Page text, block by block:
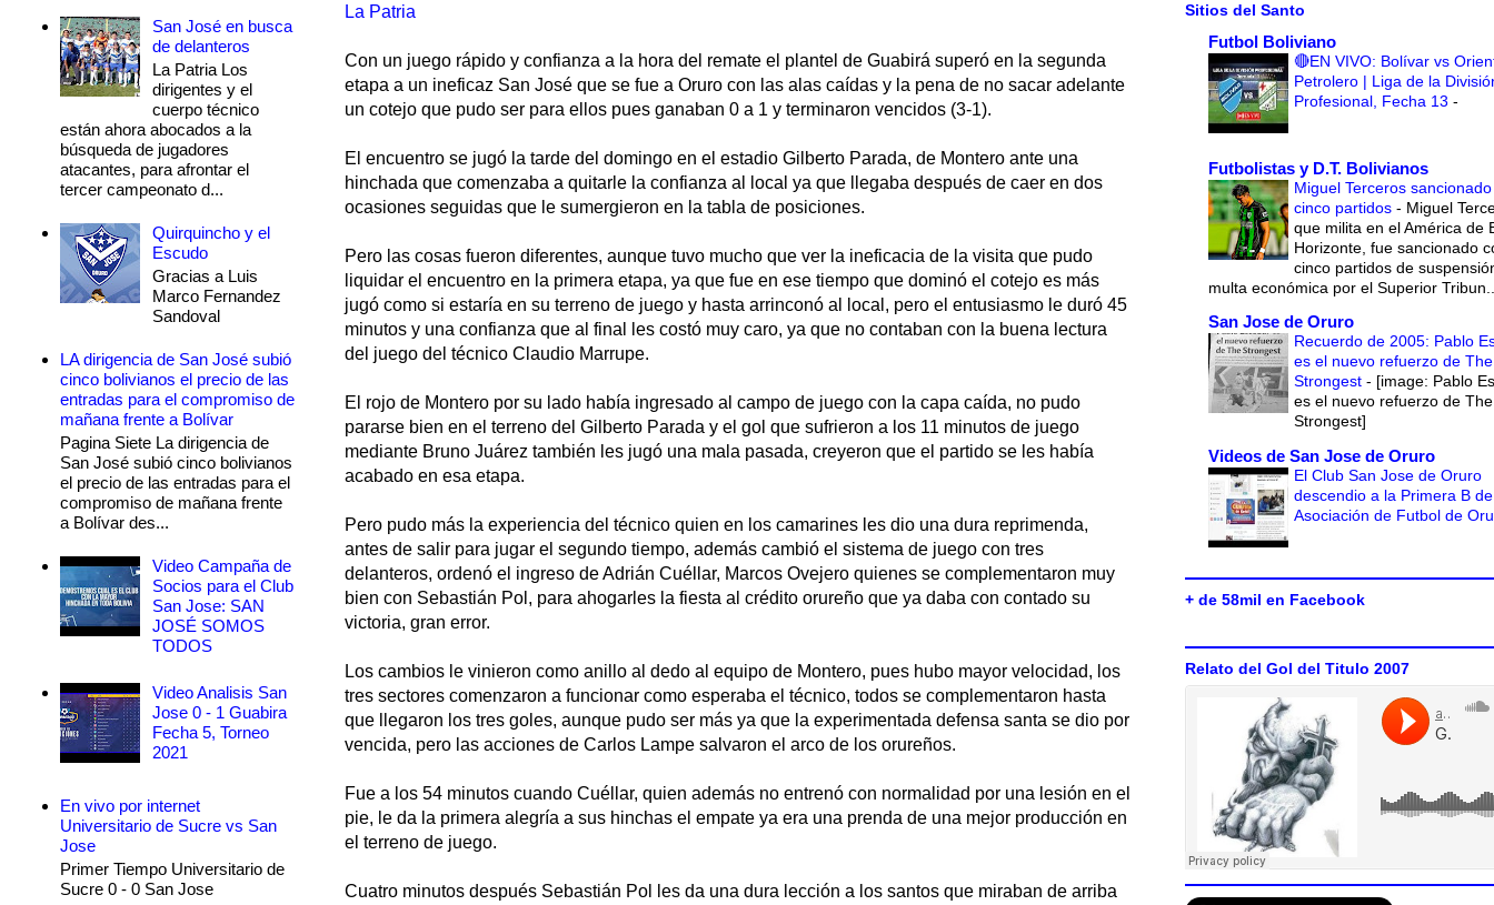
La Patria
Con un juego rápido y confianza a la hora del remate el plantel de Guabirá superó en la segunda
etapa a un ineficaz San José que se fue a Oruro con las alas caídas y la pena de no sacar adelante
un cotejo que pudo ser para ellos pues ganaban 0 a 1 y terminaron vencidos (3-1).
El encuentro se jugó la tarde del domingo en el estadio Gilberto Parada, de Montero ante una
hinchada que comenzaba a quitarle la confianza al local ya que llegaba después de caer en dos
ocasiones seguidas que le sumergieron en la tabla de posiciones.
Pero las cosas fueron diferentes, aunque tuvo mucho que ver la ineficacia de la visita que pudo
liquidar el encuentro en la primera etapa, ya que fue en ese tiempo que dominó el cotejo es más
jugó como si estaría en su terreno de juego y hasta arrinconó al local, pero el entusiasmo le duró 45
minutos y una confianza que al final les costó muy caro, ya que no contaban con la buena lectura
del juego del técnico Claudio Marrupe.
El rojo de Montero por su lado había ingresado al campo de juego con la capa caída, no pudo
pararse bien en el terreno del Gilberto Parada y el gol que sufrieron a los 11 minutos de juego
mediante Bruno Juárez también les jugó una mala pasada, creyeron que el partido se les había
acabado en esa etapa.
Pero pudo más la experiencia del técnico quien en los camarines les dio una dura reprimenda,
antes de salir para jugar el segundo tiempo, además cambió el sistema de juego con tres
delanteros, ordenó el ingreso de Adrián Cuéllar, Marcos Ovejero quienes se complementaron muy
bien con Sebastián Pol, para ahogarles la fiesta al crédito orureño que ya daba con contado su
victoria, gran error.
Los cambios le vinieron como anillo al dedo al equipo de Montero, pues hubo mayor velocidad, los
tres sectores comenzaron a funcionar como esperaba el técnico, todos se complementaron hasta
que llegaron los tres goles, aunque pudo ser más ya que la experimentada defensa santa se dio por
vencida, pero las acciones de Carlos Lampe salvaron el arco de los orureños.
Fue a los 54 minutos cuando Cuéllar, quien además no entrenó con normalidad por una lesión en el
pie, le da la primera alegría a sus hinchas el empate ya era una prenda de una mejor producción en
el terreno de juego.
Cuatro minutos después Sebastián Pol les da una dura lección a los santos que miraban de arriba
San José en busca
de delanteros
La Patria Los
dirigentes y el
cuerpo técnico
están ahora abocados a la
búsqueda de jugadores
atacantes, para afrontar el
tercer campeonato d...
Quirquincho y el
Escudo
Gracias a Luis
Marco Fernandez
Sandoval
LA dirigencia de San José subió
cinco bolivianos el precio de las
entradas para el compromiso de
mañana frente a Bolívar
Pagina Siete La dirigencia de
San José subió cinco bolivianos
el precio de las entradas para el
compromiso de mañana frente
a Bolívar des...
Video Campaña de
Socios para el Club
San Jose: SAN
JOSÉ SOMOS
TODOS
Video Analisis San
Jose 0 - 1 Guabira
Fecha 5, Torneo
2021
En vivo por internet
Universitario de Sucre vs San
Jose
Primer Tiempo Universitario de
Sucre 0 - 0 San Jose
Sitios del Santo
Futbol Boliviano
🔴EN VIVO: Bolívar vs
Petrolero | Liga de la
Profesional, Fecha 13 -
Futbolistas y D.T. Bolivianos
Miguel Terceros
cinco partidos - Miguel
que milita en el América de
Horizonte, fue sancionado
cinco partidos de
multa económica por el Superior
San Jose de Oruro
Recuerdo de 2005: Pablo
es el nuevo refuerzo de The
Strongest - [image: Pablo
es el nuevo refuerzo de The
Strongest]
Videos de San Jose de Oruro
El Club San Jose de Oruro
descendio a la Primera B
Asociación de Futbol de
+ de 58mil en Facebook
Relato del Gol del Titulo 2007